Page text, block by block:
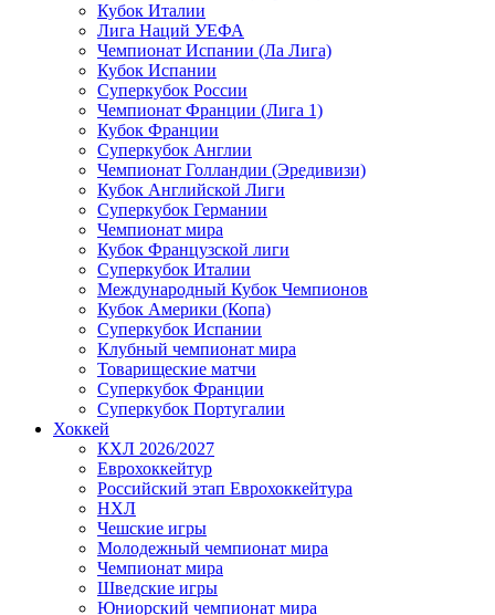
Кубок Италии
Лига Наций УЕФА
Чемпионат Испании (Ла Лига)
Кубок Испании
Суперкубок России
Чемпионат Франции (Лига 1)
Кубок Франции
Суперкубок Англии
Чемпионат Голландии (Эредивизи)
Кубок Английской Лиги
Суперкубок Германии
Чемпионат мира
Кубок Французской лиги
Суперкубок Италии
Международный Кубок Чемпионов
Кубок Америки (Копа)
Суперкубок Испании
Клубный чемпионат мира
Товарищеские матчи
Суперкубок Франции
Суперкубок Португалии
Хоккей
КХЛ 2026/2027
Еврохоккейтур
Российский этап Еврохоккейтура
НХЛ
Чешские игры
Молодежный чемпионат мира
Чемпионат мира
Шведские игры
Юниорский чемпионат мира